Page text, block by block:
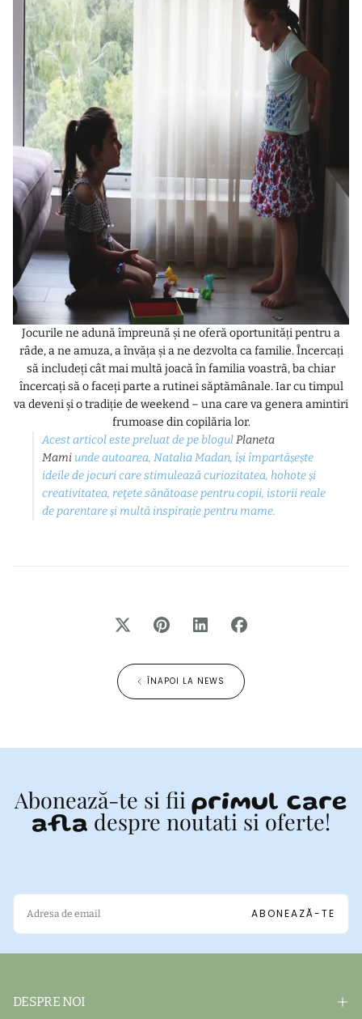
Jocurile ne adună împreună și ne oferă oportunități pentru a
râde, a ne amuza, a învăța și a ne dezvolta ca familie. Încercați
să includeți cât mai multă joacă în familia voastră, ba chiar
încercați să o faceți parte a rutinei săptămânale. Iar cu timpul
va deveni și o tradiție de weekend – una care va genera amintiri
frumoase din copilăria lor.
Acest articol este preluat de pe blogulPlaneta
Mami unde autoarea, Natalia Madan, își împartășește
ideile de jocuri care stimulează curiozitatea, hohote și
creativitatea, reţete sănătoase pentru copii, istorii reale
de parentare și multă inspirație pentru mame.
ÎNAPOI LA NEWS
Abonează-te si fiiprimul care
afla despre noutati si oferte!
EMAIL
ABONEAZĂ-TE
DESPRE NOI